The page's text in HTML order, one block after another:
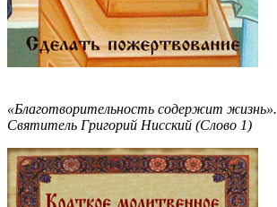
«Благотворительность содержит жизнь».
Святитель Григорий Нисский (Слово 1)